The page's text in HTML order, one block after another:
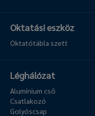
Oktatási eszköz
Oktatótábla szett
Léghálózat
Alumínium cső
Csatlakozó
Golyóscsap